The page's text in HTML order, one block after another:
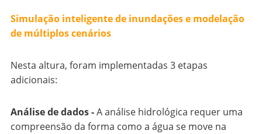
Simulação inteligente de inundações e modelação
de múltiplos cenários
Nesta altura, foram implementadas 3 etapas
adicionais:
Análise de dados -A análise hidrológica requer uma
compreensão da forma como a água se move na